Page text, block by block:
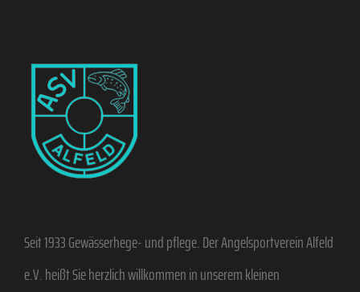
Seit 1933 Gewässerhege- und pflege. Der Angelsportverein Alfeld
e.V. heißt Sie herzlich willkommen in unserem kleinen